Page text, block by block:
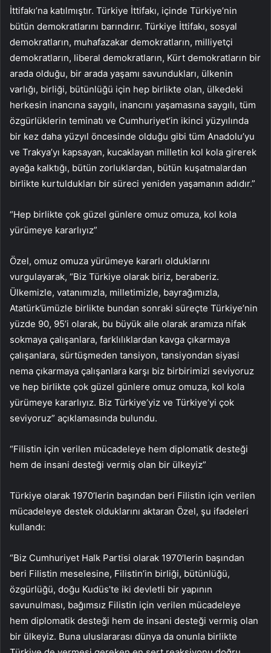
İttifakı’na katılmıştır. Türkiye İttifakı, içinde Türkiye’nin
bütün demokratlarını barındırır. Türkiye İttifakı, sosyal
demokratların, muhafazakar demokratların, milliyetçi
demokratların, liberal demokratların, Kürt demokratların bir
arada olduğu, bir arada yaşamı savundukları, ülkenin
varlığı, birliği, bütünlüğü için hep birlikte olan, ülkedeki
herkesin inancına saygılı, inancını yaşamasına saygılı, tüm
özgürlüklerin teminatı ve Cumhuriyet’in ikinci yüzyılında
bir kez daha yüzyıl öncesinde olduğu gibi tüm Anadolu’yu
ve Trakya’yı kapsayan, kucaklayan milletin kol kola girerek
ayağa kalktığı, bütün zorluklardan, bütün kuşatmalardan
birlikte kurtuldukları bir süreci yeniden yaşamanın adıdır.”
“Hep birlikte çok güzel günlere omuz omuza, kol kola
yürümeye kararlıyız”
Özel, omuz omuza yürümeye kararlı olduklarını
vurgulayarak, “Biz Türkiye olarak biriz, beraberiz.
Ülkemizle, vatanımızla, milletimizle, bayrağımızla,
Atatürk’ümüzle birlikte bundan sonraki süreçte Türkiye’nin
yüzde 90, 95’i olarak, bu büyük aile olarak aramıza nifak
sokmaya çalışanlara, farklılıklardan kavga çıkarmaya
çalışanlara, sürtüşmeden tansiyon, tansiyondan siyasi
nema çıkarmaya çalışanlara karşı biz birbirimizi seviyoruz
ve hep birlikte çok güzel günlere omuz omuza, kol kola
yürümeye kararlıyız. Biz Türkiye’yiz ve Türkiye’yi çok
seviyoruz” açıklamasında bulundu.
“Filistin için verilen mücadeleye hem diplomatik desteği
hem de insani desteği vermiş olan bir ülkeyiz”
Türkiye olarak 1970’lerin başından beri Filistin için verilen
mücadeleye destek olduklarını aktaran Özel, şu ifadeleri
kullandı:
“Biz Cumhuriyet Halk Partisi olarak 1970’lerin başından
beri Filistin meselesine, Filistin’in birliği, bütünlüğü,
özgürlüğü, doğu Kudüs’te iki devletli bir yapının
savunulması, bağımsız Filistin için verilen mücadeleye
hem diplomatik desteği hem de insani desteği vermiş olan
bir ülkeyiz. Buna uluslararası dünya da onunla birlikte